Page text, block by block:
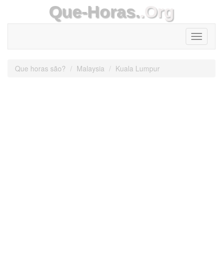
Que-Horas..Org
Toggle
Que horas são? Malaysia Kuala Lumpur